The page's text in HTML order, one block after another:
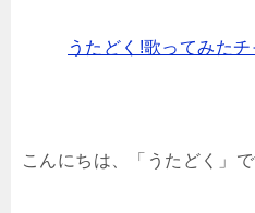
うたどく!歌ってみた
こんにちは、「うたどく」で